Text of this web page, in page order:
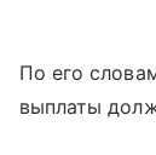
По его
выплаты